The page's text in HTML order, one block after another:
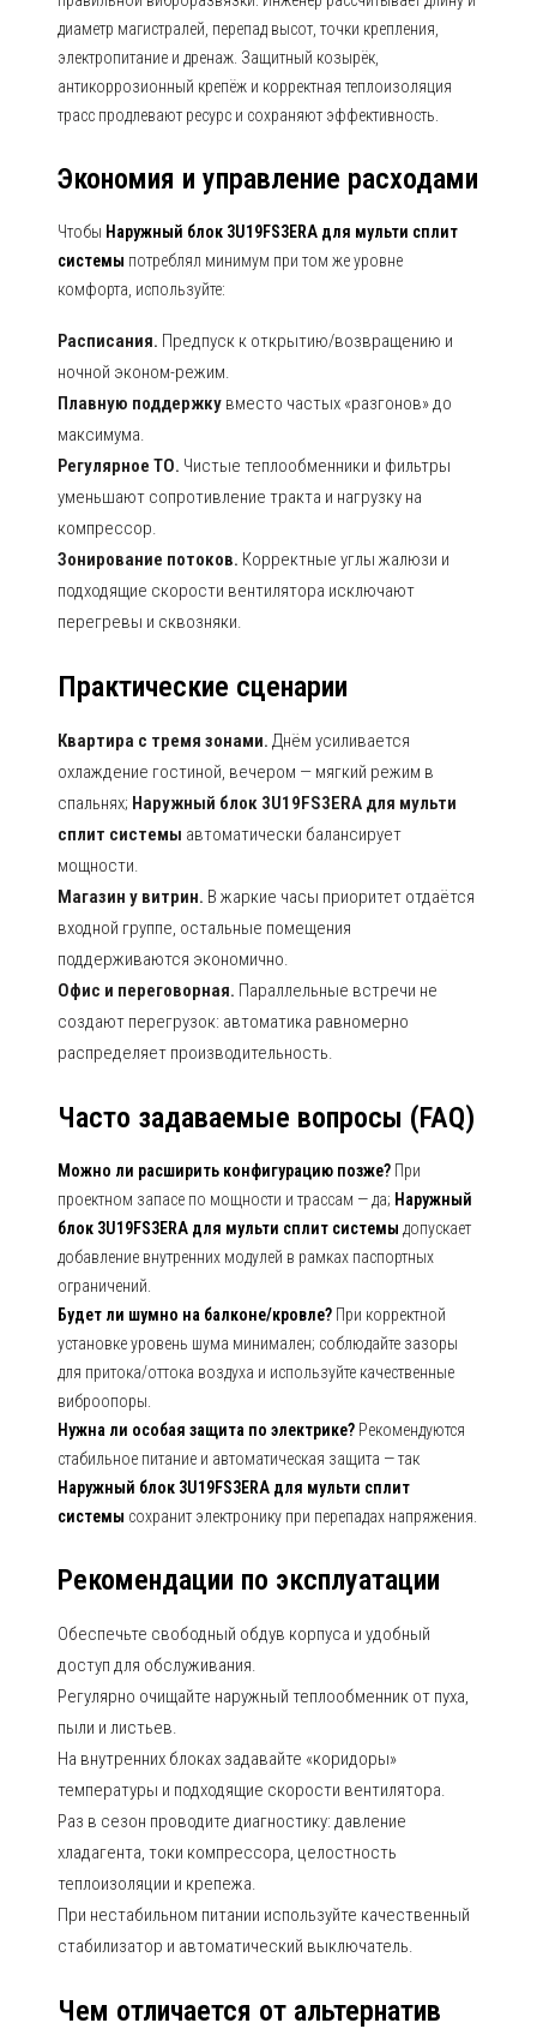
диаметр магистралей, перепад высот, точки крепления,
электропитание и дренаж. Защитный козырёк,
антикоррозионный крепёж и корректная теплоизоляция
трасс продлевают ресурс и сохраняют эффективность.
Экономия и управление расходами
Чтобы Наружный блок 3U19FS3ERA для мульти сплит
системы потреблял минимум при том же уровне
комфорта, используйте:
Расписания. Предпуск к открытию/возвращению и
ночной эконом-режим.
Плавную поддержку вместо частых «разгонов» до
максимума.
Регулярное ТО. Чистые теплообменники и фильтры
уменьшают сопротивление тракта и нагрузку на
компрессор.
Зонирование потоков. Корректные углы жалюзи и
подходящие скорости вентилятора исключают
перегревы и сквозняки.
Практические сценарии
Квартира с тремя зонами. Днём усиливается
охлаждение гостиной, вечером — мягкий режим в
спальнях; Наружный блок 3U19FS3ERA для мульти
сплит системы автоматически балансирует
мощности.
Магазин у витрин. В жаркие часы приоритет отдаётся
входной группе, остальные помещения
поддерживаются экономично.
Офис и переговорная. Параллельные встречи не
создают перегрузок: автоматика равномерно
распределяет производительность.
Часто задаваемые вопросы (FAQ)
Можно ли расширить конфигурацию позже? При
проектном запасе по мощности и трассам — да; Наружный
блок 3U19FS3ERA для мульти сплит системы допускает
добавление внутренних модулей в рамках паспортных
ограничений.
Будет ли шумно на балконе/кровле? При корректной
установке уровень шума минимален; соблюдайте зазоры
для притока/оттока воздуха и используйте качественные
виброопоры.
Нужна ли особая защита по электрике? Рекомендуются
стабильное питание и автоматическая защита — так
Наружный блок 3U19FS3ERA для мульти сплит
системы сохранит электронику при перепадах напряжения.
Рекомендации по эксплуатации
Обеспечьте свободный обдув корпуса и удобный
доступ для обслуживания.
Регулярно очищайте наружный теплообменник от пуха,
пыли и листьев.
На внутренних блоках задавайте «коридоры»
температуры и подходящие скорости вентилятора.
Раз в сезон проводите диагностику: давление
хладагента, токи компрессора, целостность
теплоизоляции и крепежа.
При нестабильном питании используйте качественный
стабилизатор и автоматический выключатель.
Чем отличается от альтернатив